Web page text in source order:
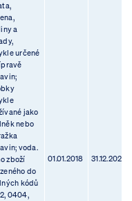
a
určené
jako
nebo
voda.
zboží
do
kódů
0404,
01.01.2018 31.12.2023